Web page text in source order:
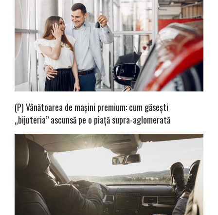
(P) Vânătoarea de mașini premium: cum găsești
„bijuteria” ascunsă pe o piață supra-aglomerată